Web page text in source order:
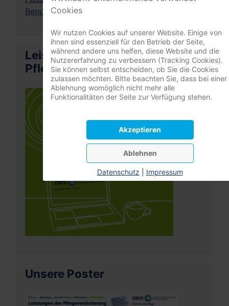
Benutzername vergessen?
Leistungsrechner
Pflegeversicherung
Unsere Poster
Cookies
Wir nutzen Cookies auf unserer Website. Einige von
ihnen sind essenziell für den Betrieb der Seite,
während andere uns helfen, diese Website und die
Nutzererfahrung zu verbessern (Tracking Cookies).
Sie können selbst entscheiden, ob Sie die Cookies
zulassen möchten. Bitte beachten Sie, dass bei einer
Ablehnung womöglich nicht mehr alle
Funktionalitäten der Seite zur Verfügung stehen.
Akzeptieren
Ablehnen
Datenschutz Impressum